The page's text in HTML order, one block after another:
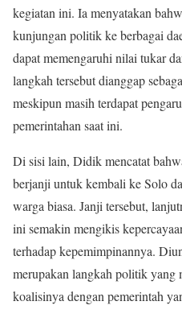
kegiatan ini. Ia menyatakan
kunjungan politik ke berbagai
dapat memengaruhi nilai tukar
langkah tersebut dianggap
meskipun masih terdapat
pemerintahan saat ini.
Di sisi lain, Didik mencatat
berjanji untuk kembali ke Solo
warga biasa. Janji tersebut,
ini semakin mengikis
terhadap kepemimpinannya.
merupakan langkah politik yang
koalisinya dengan pemerintah